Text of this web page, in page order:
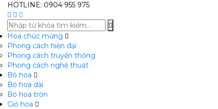
HOTLINE: 0904 955 975
Hoa chúc mừng
Phong cách hiện đại
Phong cách truyền thống
Phong cách nghệ thuật
Bó hoa
Bó hoa dài
Bó hoa tròn
Giỏ hoa